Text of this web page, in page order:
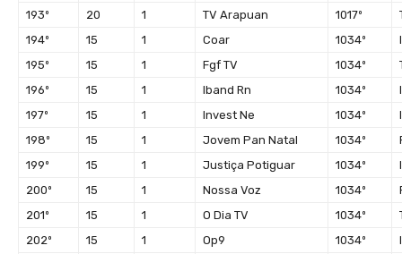
193º
20 1 TV Arapuan 1017º
194º
15 1 Coar 1034º
195º
15 1 Fgf TV 1034º
196º
15 1 Iband Rn 1034º
197º
15 1 Invest Ne 1034º
198º
15 1 Jovem Pan Natal 1034º
199º
15 1 Justiça Potiguar 1034º
200º
15 1 Nossa Voz 1034º
201º
15 1 O Dia TV 1034º
202º
15 1 Op9 1034º